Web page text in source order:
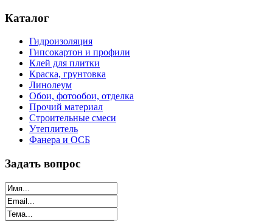
Каталог
Гидроизоляция
Гипсокартон и профили
Клей для плитки
Краска, грунтовка
Линолеум
Обои, фотообои, отделка
Прочий материал
Строительные смеси
Утеплитель
Фанера и ОСБ
Задать вопрос